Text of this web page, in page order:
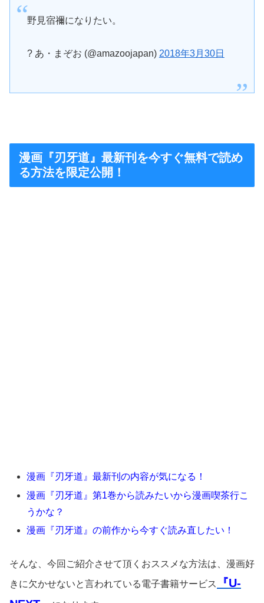
野見宿禰になりたい。
? あ・まぞお (@amazoojapan) 2018年3月30日
漫画『刃牙道』最新刊を今すぐ無料で読め
る方法を限定公開！
漫画『刃牙道』最新刊の内容が気になる！
漫画『刃牙道』第1巻から読みたいから漫画喫茶行こ
うかな？
漫画『刃牙道』の前作から今すぐ読み直したい！
そんな、今回ご紹介させて頂くおススメな方法は、漫画好
きに欠かせないと言われている電子書籍サービス
『U-